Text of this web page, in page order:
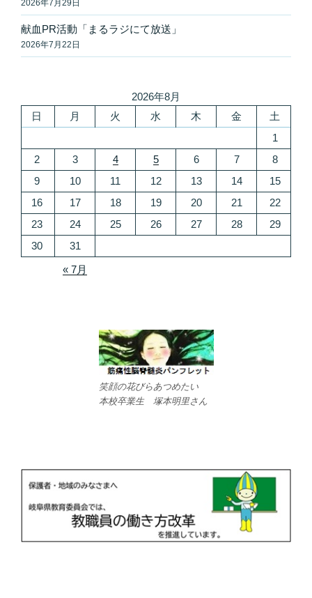
2026年7月29日
献血PR活動「まるラジにて放送」
2026年7月22日
2026年8月
日
月 火 水 木 金
土
1
2
3 4 5 6 7
8
9
10 11 12 13 14
15
16
17 18 19 20 21
22
23
24 25 26 27 28
29
30
31
« 7月
笑顔の花びらあつめたい
本校卒業生 塚本明里さん